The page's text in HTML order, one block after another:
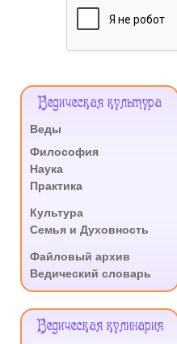
Меню
Ведическая культура
Веды
Философия
Наука
Практика
Культура
Семья и Духовность
Файловый архив
Ведический словарь
Ведическая кулинария